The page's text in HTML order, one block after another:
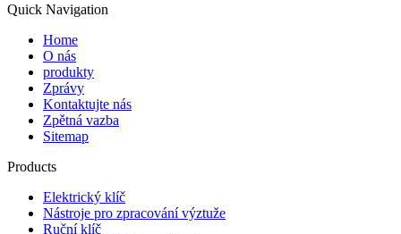
Quick Navigation
Home
O nás
produkty
Zprávy
Kontaktujte nás
Zpětná vazba
Sitemap
Products
Elektrický klíč
Nástroje pro zpracování výztuže
Ruční klíč